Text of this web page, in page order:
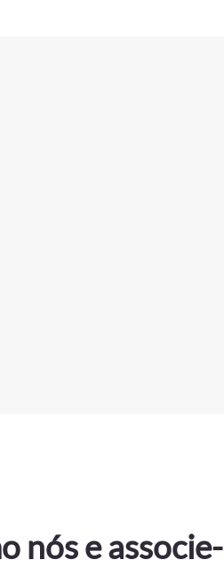
nós e associe-